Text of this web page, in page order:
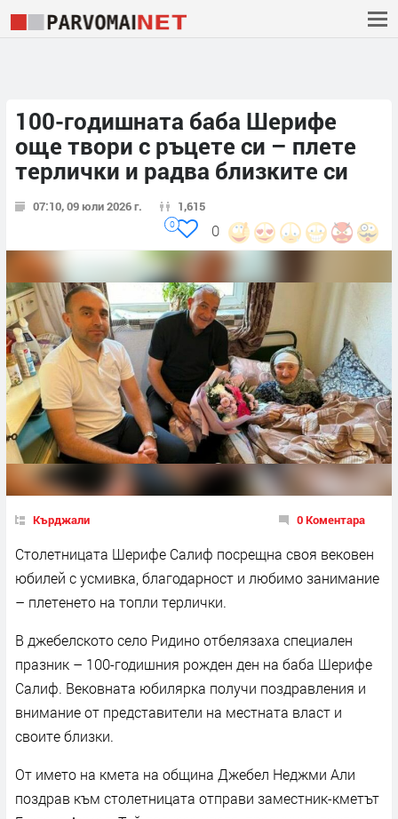
100-годишната баба Шерифе
още твори с ръцете си – плете
терлички и радва близките си
07:10, 09 юли 2026 г. 1,615
0
0
Кърджали 0 Коментара
Столетницата Шерифе Салиф посрещна своя вековен
юбилей с усмивка, благодарност и любимо занимание
– плетенето на топли терлички.
В джебелското село Ридино отбелязаха специален
празник – 100-годишния рожден ден на баба Шерифе
Салиф. Вековната юбилярка получи поздравления и
внимание от представители на местната власт и
своите близки.
От името на кмета на община Джебел Неджми Али
поздрав към столетницата отправи заместник-кметът